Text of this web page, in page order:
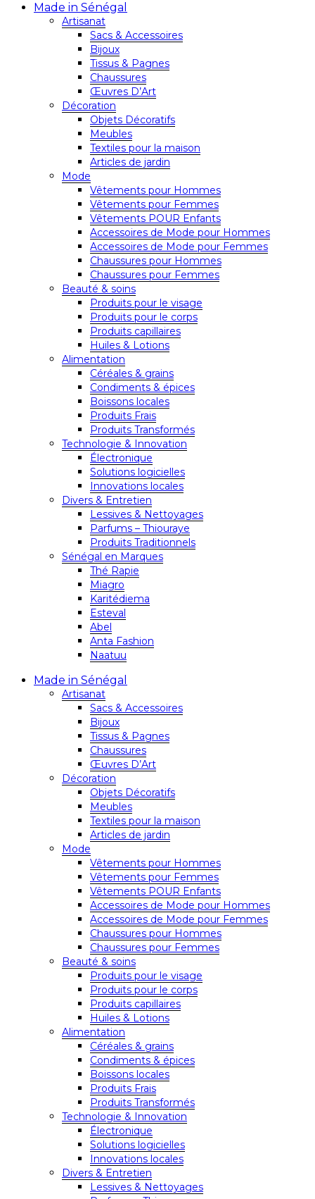
Made in Sénégal
Artisanat
Sacs & Accessoires
Bijoux
Tissus & Pagnes
Chaussures
Œuvres D’Art
Décoration
Objets Décoratifs
Meubles
Textiles pour la maison
Articles de jardin
Mode
Vêtements pour Hommes
Vêtements pour Femmes
Vêtements POUR Enfants
Accessoires de Mode pour Hommes
Accessoires de Mode pour Femmes
Chaussures pour Hommes
Chaussures pour Femmes
Beauté & soins
Produits pour le visage
Produits pour le corps
Produits capillaires
Huiles & Lotions
Alimentation
Céréales & grains
Condiments & épices
Boissons locales
Produits Frais
Produits Transformés
Technologie & Innovation
Électronique
Solutions logicielles
Innovations locales
Divers & Entretien
Lessives & Nettoyages
Parfums – Thiouraye
Produits Traditionnels
Sénégal en Marques
Thé Rapie
Miagro
Karitédiema
Esteval
Abel
Anta Fashion
Naatuu
Made in Sénégal
Artisanat
Sacs & Accessoires
Bijoux
Tissus & Pagnes
Chaussures
Œuvres D’Art
Décoration
Objets Décoratifs
Meubles
Textiles pour la maison
Articles de jardin
Mode
Vêtements pour Hommes
Vêtements pour Femmes
Vêtements POUR Enfants
Accessoires de Mode pour Hommes
Accessoires de Mode pour Femmes
Chaussures pour Hommes
Chaussures pour Femmes
Beauté & soins
Produits pour le visage
Produits pour le corps
Produits capillaires
Huiles & Lotions
Alimentation
Céréales & grains
Condiments & épices
Boissons locales
Produits Frais
Produits Transformés
Technologie & Innovation
Électronique
Solutions logicielles
Innovations locales
Divers & Entretien
Lessives & Nettoyages